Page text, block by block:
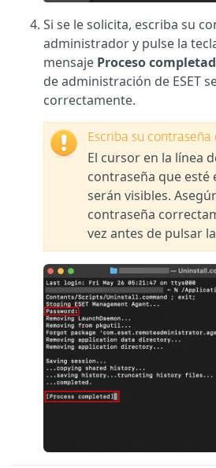
Si se le solicita, escriba su
administrador y pulse la
mensaje Proceso
de administración de ESET
correctamente.
Escriba su contraseña
El cursor en la línea
contraseña que esté
serán visibles.
contraseña
vez antes de pulsar